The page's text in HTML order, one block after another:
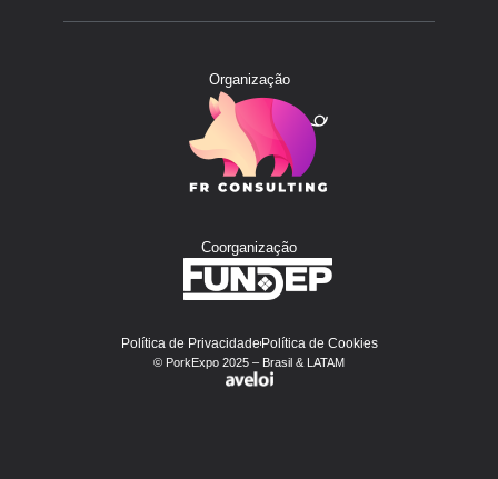
Organização
Coorganização
Política de PrivacidadePolítica de Cookies
© PorkExpo 2025 – Brasil & LATAM